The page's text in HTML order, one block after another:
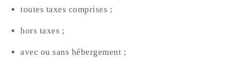
toutes taxes comprises ;
hors taxes ;
avec ou sans hébergement ;